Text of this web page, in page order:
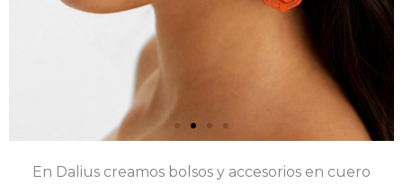
En Dalius creamos bolsos y accesorios en cuero